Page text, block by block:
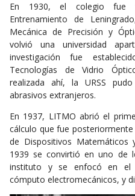
En 1930, el colegio fue
Entrenamiento de
Mecánica de Precisión y
volvió una universidad
investigación fue
Tecnologías de Vidrio
realizada ahí, la URSS
abrasivos extranjeros.
En 1937, LITMO abrió el
cálculo que fue
de Dispositivos
1939 se convirtió en uno de
instituto y se enfocó en el
cómputo electromecánicos, y